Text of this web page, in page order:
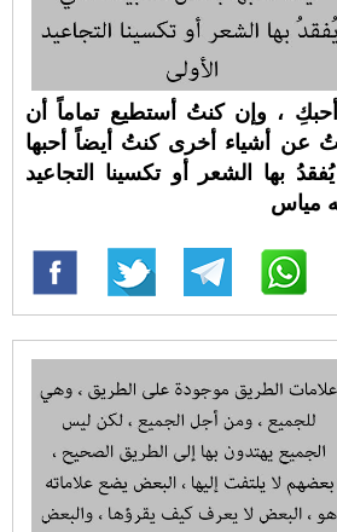
أحبكِ ، وإن كنتُ أستطيع تماماً أن
عن أشياء أخرى كنتُ أيضاً أحبها
بها الشعر أو تكسينا التجاعيد
مياس